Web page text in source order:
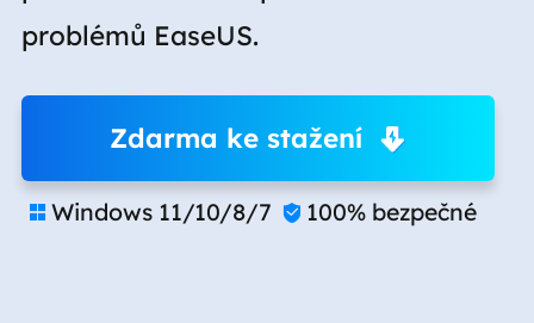
problémů EaseUS.
Zdarma ke stažení
 Windows 11/10/8/7  100% bezpečné